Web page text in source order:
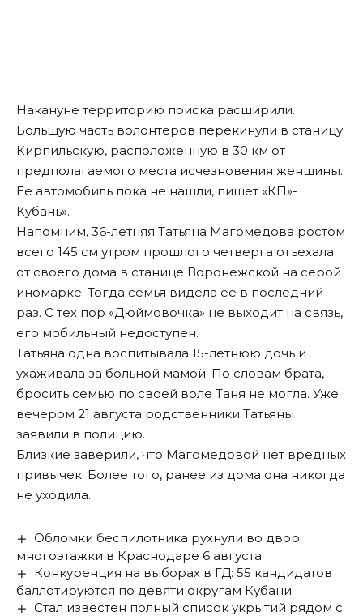
Накануне территорию поиска расширили.
Большую часть волонтеров перекинули в станицу
Кирпильскую, расположенную в 30 км от
предполагаемого места исчезновения женщины.
Ее автомобиль пока не нашли, пишет «КП»-
Кубань».
Напомним, 36-летняя Татьяна Магомедова ростом
всего 145 см утром прошлого четверга отъехала
от своего дома в станице Воронежской на серой
иномарке. Тогда семья видела ее в последний
раз. С тех пор «Дюймовочка» не выходит на связь,
его мобильный недоступен.
Татьяна одна воспитывала 15-летнюю дочь и
ухаживала за больной мамой. По словам брата,
бросить семью по своей воле Таня не могла. Уже
вечером 21 августа родственники Татьяны
заявили в полицию.
Близкие заверили, что Магомедовой нет вредных
привычек. Более того, ранее из дома она никогда
не уходила.
Обломки беспилотника рухнули во двор
многоэтажки в Краснодаре 6 августа
Конкуренция на выборах в ГД: 55 кандидатов
баллотируются по девяти округам Кубани
Стал известен полный список укрытий рядом с